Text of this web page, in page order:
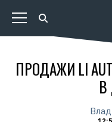
ПРОДАЖИ LI
В